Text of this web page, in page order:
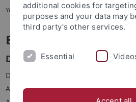
You are here: Startseite ... Bachelor
Bachelor (B.A.)
Der Studiengang
Der dreijährige Studiengang Ur- und
Archäologie und Archäologie des
additional cookies for
purposes and your data may
third party’s other services.
Essential